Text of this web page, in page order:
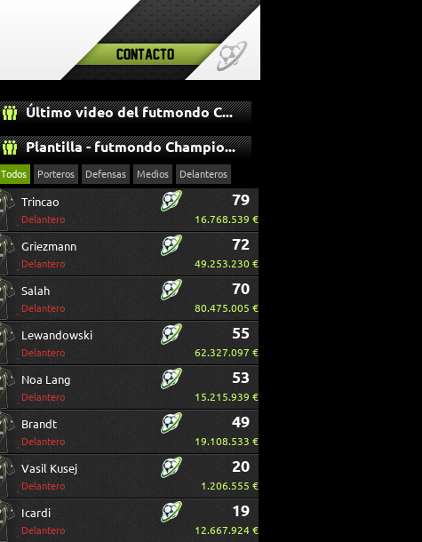
Contacto
Último video del futmondo Champions
Plantilla - futmondo Champions
Todos Porteros Defensas Medios Delanteros
Trincao
Delantero
79
16.768.539 €
Griezmann
Delantero
72
49.253.230 €
Salah
Delantero
70
80.475.005 €
Lewandowski
Delantero
55
62.327.097 €
Noa Lang
Delantero
53
15.215.939 €
Brandt
Delantero
49
19.108.533 €
Vasil Kusej
Delantero
20
1.206.555 €
Icardi
Delantero
19
12.667.924 €